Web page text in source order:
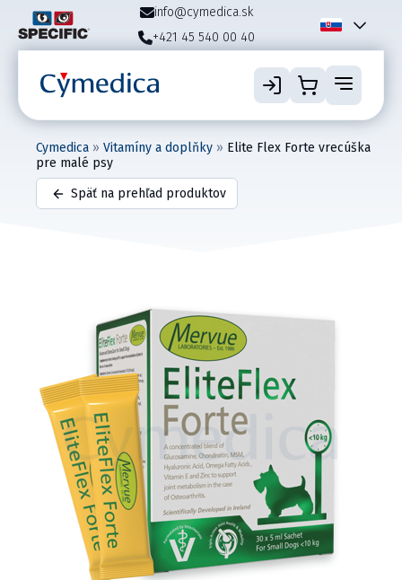
info@cymedica.sk
+421 45 540 00 40
Cymedica » Vitamíny a doplňky » Elite Flex Forte vrecúška
pre malé psy
Späť na prehľad produktov